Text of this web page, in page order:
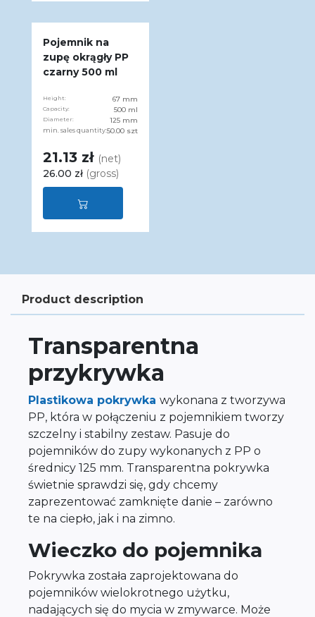
Pojemnik na
zupę okrągły PP
czarny 500 ml
Height: 67 mm
Capacity: 500 ml
Diameter: 125 mm
min. sales quantity:50.00 szt
21.13 zł (net)
26.00 zł (gross)
Product description
Transparentna
przykrywka
Plastikowa pokrywka wykonana z tworzywa
PP, która w połączeniu z pojemnikiem tworzy
szczelny i stabilny zestaw. Pasuje do
pojemników do zupy wykonanych z PP o
średnicy 125 mm. Transparentna pokrywka
świetnie sprawdzi się, gdy chcemy
zaprezentować zamknięte danie – zarówno
te na ciepło, jak i na zimno.
Wieczko do pojemnika
Pokrywka została zaprojektowana do
pojemników wielokrotnego użytku,
nadających się do mycia w zmywarce. Może